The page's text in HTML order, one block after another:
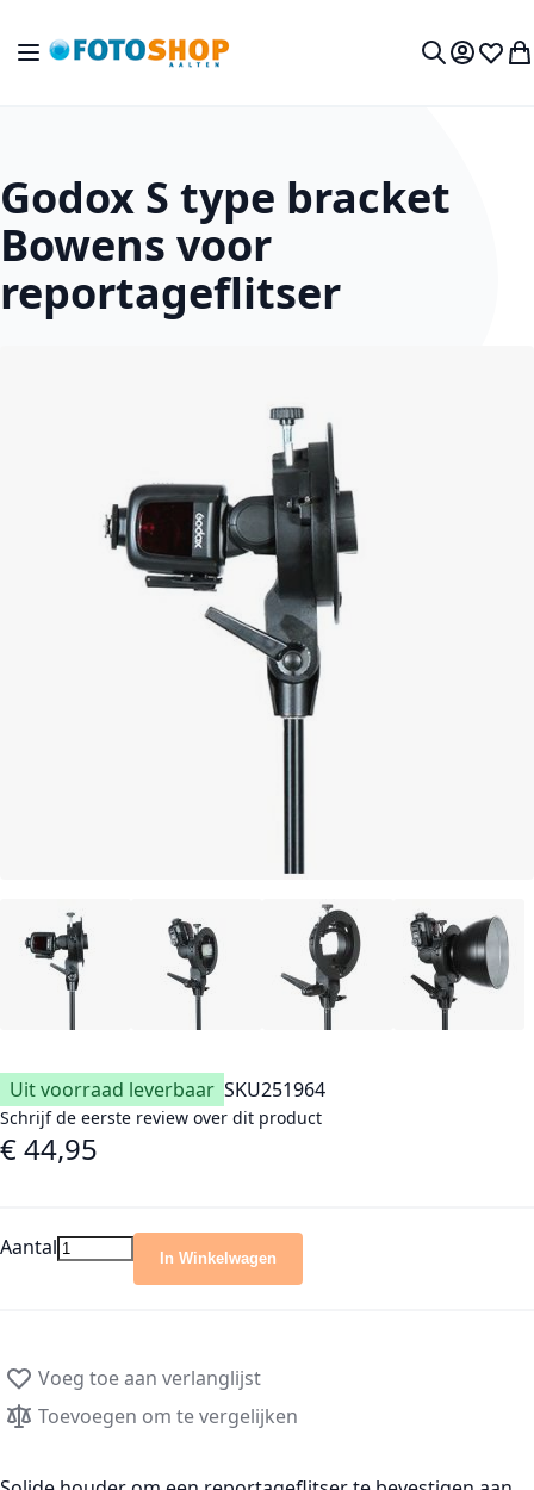
Toggle Nav
Mijn
Godox S type bracket
Bowens voor
reportageflitser
Uit voorraad leverbaar SKU251964
Schrijf de eerste review over dit product
€ 44,95
Aantal In Winkelwagen
Voeg toe aan verlanglijst
Toevoegen om te vergelijken